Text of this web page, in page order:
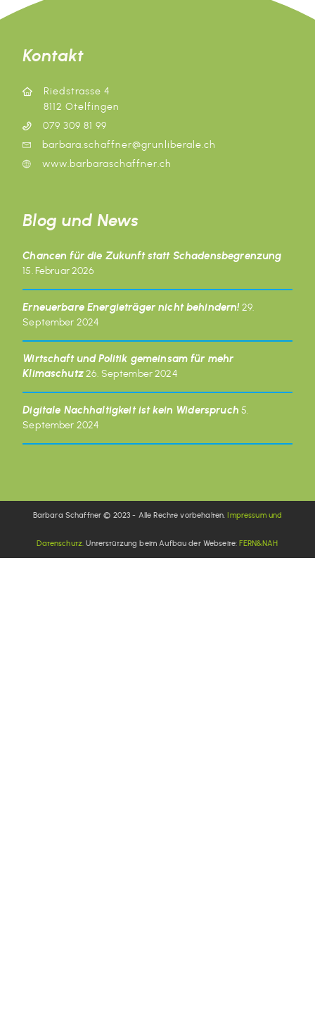
Kontakt
Riedstrasse 4
8112 Otelfingen
079 309 81 99
barbara.schaffner@grunliberale.ch
www.barbaraschaffner.ch
Blog und News
Chancen für die Zukunft statt Schadensbegrenzung
15. Februar 2026
Erneuerbare Energieträger nicht behindern! 29.
September 2024
Wirtschaft und Politik gemeinsam für mehr
Klimaschutz26. September 2024
Digitale Nachhaltigkeit ist kein Widerspruch 5.
September 2024
Barbara Schaffner © 2023 - Alle Rechte vorbehalten.Impressum und
Datenschutz. Unterstützung beim Aufbau der Webseite:FERN&NAH